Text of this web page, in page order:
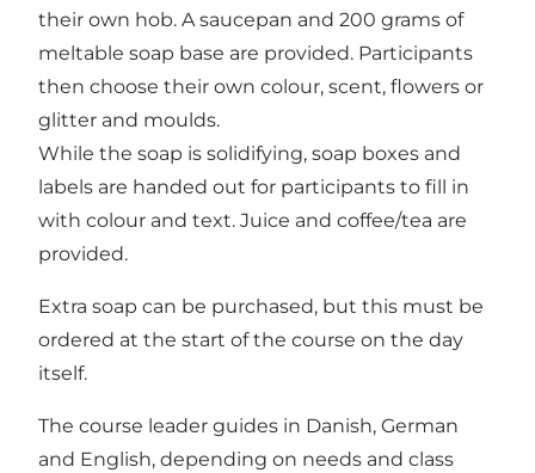
their own hob. A saucepan and 200 grams of
meltable soap base are provided. Participants
then choose their own colour, scent, flowers or
glitter and moulds.
While the soap is solidifying, soap boxes and
labels are handed out for participants to fill in
with colour and text. Juice and coffee/tea are
provided.
Extra soap can be purchased, but this must be
ordered at the start of the course on the day
itself.
The course leader guides in Danish, German
and English, depending on needs and class